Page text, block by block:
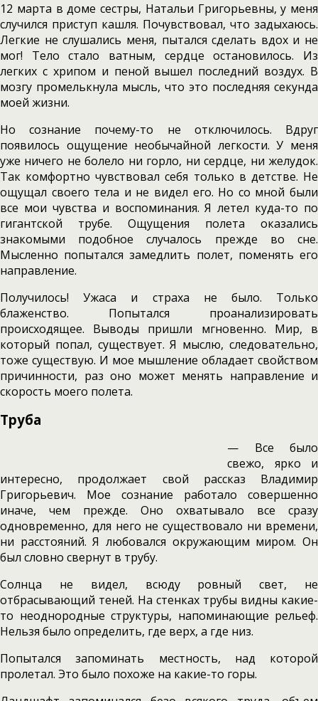
12 марта в доме сестры, Натальи Григорьевны, у меня
случился приступ кашля. Почувствовал, что задыхаюсь.
Легкие не слушались меня, пытался сделать вдох и не
мог! Тело стало ватным, сердце остановилось. Из
легких с хрипом и пеной вышел последний воздух. В
мозгу промелькнула мысль, что это последняя секунда
моей жизни.
Но сознание почему-то не отключилось. Вдруг
появилось ощущение необычайной легкости. У меня
уже ничего не болело ни горло, ни сердце, ни желудок.
Так комфортно чувствовал себя только в детстве. Не
ощущал своего тела и не видел его. Но со мной были
все мои чувства и воспоминания. Я летел куда-то по
гигантской трубе. Ощущения полета оказались
знакомыми подобное случалось прежде во сне.
Мысленно попытался замедлить полет, поменять его
направление.
Получилось! Ужаса и страха не было. Только
блаженство. Попытался проанализировать
происходящее. Выводы пришли мгновенно. Мир, в
который попал, существует. Я мыслю, следовательно,
тоже существую. И мое мышление обладает свойством
причинности, раз оно может менять направление и
скорость моего полета.
Труба
— Все было
свежо, ярко и
интересно, продолжает свой рассказ Владимир
Григорьевич. Мое сознание работало совершенно
иначе, чем прежде. Оно охватывало все сразу
одновременно, для него не существовало ни времени,
ни расстояний. Я любовался окружающим миром. Он
был словно свернут в трубу.
Солнца не видел, всюду ровный свет, не
отбрасывающий теней. На стенках трубы видны какие-
то неоднородные структуры, напоминающие рельеф.
Нельзя было определить, где верх, а где низ.
Попытался запоминать местность, над которой
пролетал. Это было похоже на какие-то горы.